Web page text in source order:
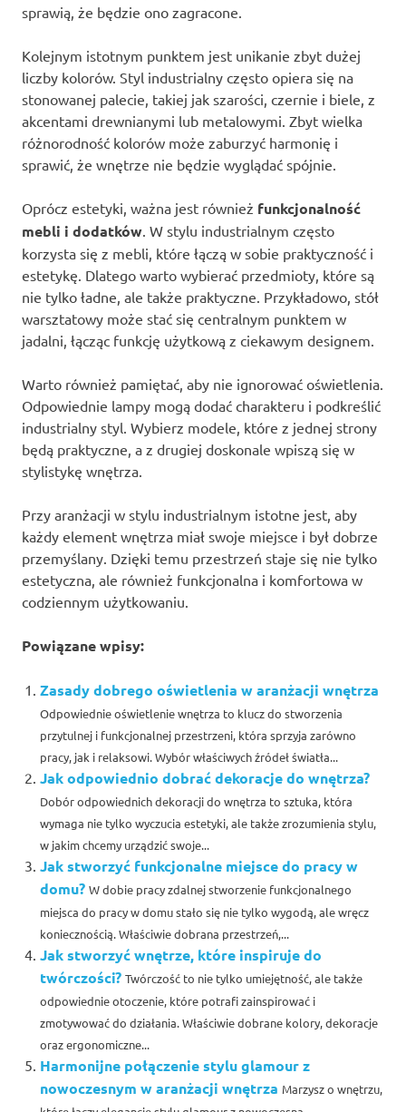
sprawią, że będzie ono zagracone.
Kolejnym istotnym punktem jest unikanie zbyt dużej
liczby kolorów. Styl industrialny często opiera się na
stonowanej palecie, takiej jak szarości, czernie i biele, z
akcentami drewnianymi lub metalowymi. Zbyt wielka
różnorodność kolorów może zaburzyć harmonię i
sprawić, że wnętrze nie będzie wyglądać spójnie.
Oprócz estetyki, ważna jest również funkcjonalność
mebli i dodatków . W stylu industrialnym często
korzysta się z mebli, które łączą w sobie praktyczność i
estetykę. Dlatego warto wybierać przedmioty, które są
nie tylko ładne, ale także praktyczne. Przykładowo, stół
warsztatowy może stać się centralnym punktem w
jadalni, łącząc funkcję użytkową z ciekawym designem.
Warto również pamiętać, aby nie ignorować oświetlenia.
Odpowiednie lampy mogą dodać charakteru i podkreślić
industrialny styl. Wybierz modele, które z jednej strony
będą praktyczne, a z drugiej doskonale wpiszą się w
stylistykę wnętrza.
Przy aranżacji w stylu industrialnym istotne jest, aby
każdy element wnętrza miał swoje miejsce i był dobrze
przemyślany. Dzięki temu przestrzeń staje się nie tylko
estetyczna, ale również funkcjonalna i komfortowa w
codziennym użytkowaniu.
Powiązane wpisy:
Zasady dobrego oświetlenia w aranżacji wnętrza
Odpowiednie oświetlenie wnętrza to klucz do stworzenia
przytulnej i funkcjonalnej przestrzeni, która sprzyja zarówno
pracy, jak i relaksowi. Wybór właściwych źródeł światła...
Jak odpowiednio dobrać dekoracje do wnętrza?
Dobór odpowiednich dekoracji do wnętrza to sztuka, która
wymaga nie tylko wyczucia estetyki, ale także zrozumienia stylu,
w jakim chcemy urządzić swoje...
Jak stworzyć funkcjonalne miejsce do pracy w
domu? W dobie pracy zdalnej stworzenie funkcjonalnego
miejsca do pracy w domu stało się nie tylko wygodą, ale wręcz
koniecznością. Właściwie dobrana przestrzeń,...
Jak stworzyć wnętrze, które inspiruje do
twórczości? Twórczość to nie tylko umiejętność, ale także
odpowiednie otoczenie, które potrafi zainspirować i
zmotywować do działania. Właściwie dobrane kolory, dekoracje
oraz ergonomiczne...
Harmonijne połączenie stylu glamour z
nowoczesnym w aranżacji wnętrza Marzysz o wnętrzu,